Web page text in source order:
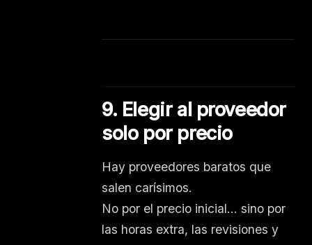
9. Elegir al proveedor
solo por precio
Hay proveedores baratos que
salen carísimos.
No por el precio inicial… sino por
las horas extra, las revisiones y